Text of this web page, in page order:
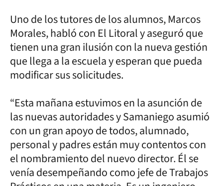
Uno de los tutores de los alumnos, Marcos
Morales, habló con El Litoral y aseguró que
tienen una gran ilusión con la nueva gestión
que llega a la escuela y esperan que pueda
modificar sus solicitudes.
“Esta mañana estuvimos en la asunción de
las nuevas autoridades y Samaniego asumió
con un gran apoyo de todos, alumnado,
personal y padres están muy contentos con
el nombramiento del nuevo director. Él se
venía desempeñando como jefe de Trabajos